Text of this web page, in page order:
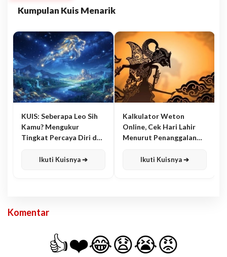
Kumpulan Kuis Menarik
KUIS: Seberapa Leo Sih
Kamu? Mengukur
Tingkat Percaya Diri dan
Ikuti Kuisnya ➔
Kalkulator Weton
Online, Cek Hari Lahir
Menurut Penanggalan
Ikuti Kuisnya ➔
Komentar
👍❤️😂😧😭😡